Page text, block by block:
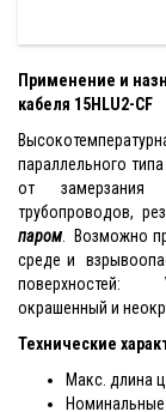
Применение и
кабеля 15HLU2-CF
параллельного типа
от замерзания
трубопроводов,
паром . Возможно
среде и
поверхностей:
окрашенный и
Технические
Макс. длина